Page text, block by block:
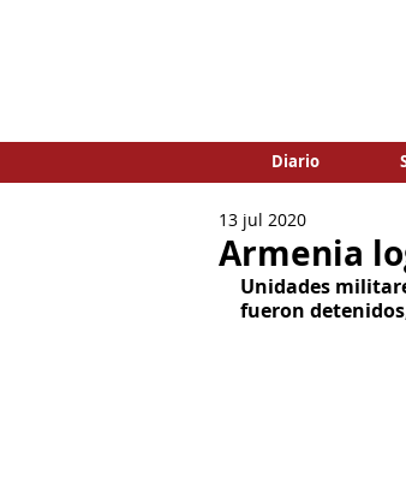
Diario
Armenia
13 jul 2020
Unidades
fueron